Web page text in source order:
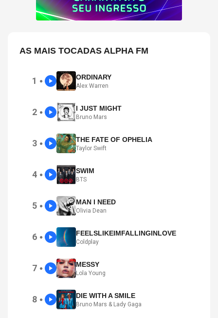
AS MAIS TOCADAS ALPHA FM
1 ● ORDINARY
Alex Warren
2 ● I JUST MIGHT
Bruno Mars
3 ● THE FATE OF OPHELIA
Taylor Swift
4 ● SWIM
BTS
5 ● MAN I NEED
Olivia Dean
6 ● FEELSLIKEIMFALLINGINLOVE
Coldplay
7 ● MESSY
Lola Young
8 ● DIE WITH A SMILE
Bruno Mars & Lady Gaga